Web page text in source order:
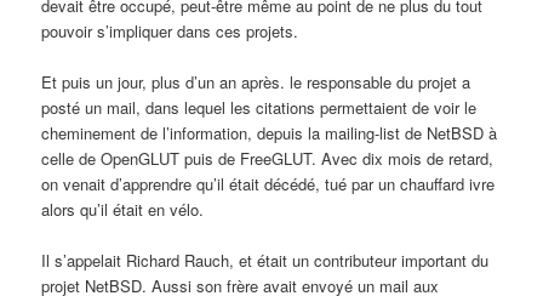
devait être occupé, peut-être même au point de ne plus du tout
pouvoir s’impliquer dans ces projets.
Et puis un jour, plus d’un an après. le responsable du projet a
posté un mail, dans lequel les citations permettaient de voir le
cheminement de l’information, depuis la mailing-list de NetBSD à
celle de OpenGLUT puis de FreeGLUT. Avec dix mois de retard,
on venait d’apprendre qu’il était décédé, tué par un chauffard ivre
alors qu’il était en vélo.
Il s’appelait Richard Rauch, et était un contributeur important du
projet NetBSD. Aussi son frère avait envoyé un mail aux